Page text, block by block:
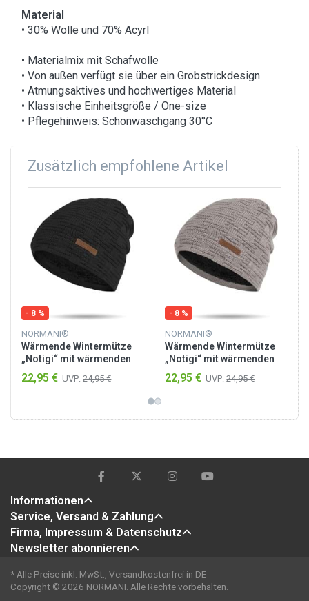
Material
• 30% Wolle und 70% Acyrl
• Materialmix mit Schafwolle
• Von außen verfügt sie über ein Grobstrickdesign
• Atmungsaktives und hochwertiges Material
• Klassische Einheitsgröße / One-size
• Pflegehinweis: Schonwaschgang 30°C
Zusätzlich empfohlene Artikel
- 8 %
NORMANI®
Wärmende Wintermütze
„Notigi“ mit wärmenden
Teddyfutter Schwarz
22,95 € UVP: 24,95 €
- 8 %
NORMANI®
Wärmende Wintermütze
„Notigi“ mit wärmenden
Teddyfutter Grau
22,95 € UVP: 24,95 €
Informationen
Service, Versand & Zahlung
Firma, Impressum & Datenschutz
Newsletter abonnieren
* Alle Preise inkl. MwSt., Versandkostenfrei in DE
Copyright © 2026 NORMANI. Alle Rechte vorbehalten.